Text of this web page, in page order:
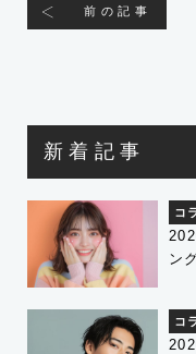
前の記事
新着記事
コ
ン
コ